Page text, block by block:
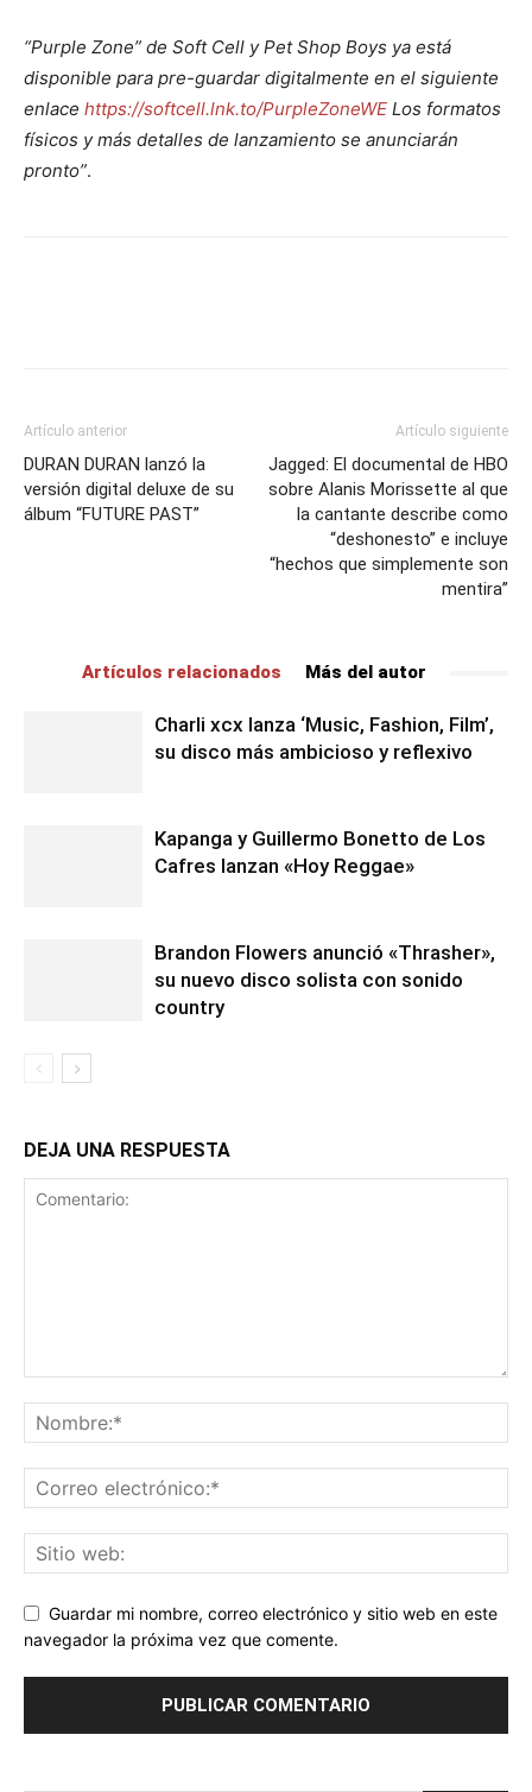
“Purple Zone” de Soft Cell y Pet Shop Boys ya está
disponible para pre-guardar digitalmente en el siguiente
enlace https://softcell.lnk.to/PurpleZoneWE Los formatos
físicos y más detalles de lanzamiento se anunciarán
pronto”.
Artículo anterior
DURAN DURAN lanzó la
versión digital deluxe de su
álbum “FUTURE PAST”
Artículo siguiente
Jagged: El documental de HBO
sobre Alanis Morissette al que
la cantante describe como
“deshonesto” e incluye
“hechos que simplemente son
mentira”
Artículos relacionados Más del autor
Charli xcx lanza ‘Music, Fashion, Film’,
su disco más ambicioso y reflexivo
Kapanga y Guillermo Bonetto de Los
Cafres lanzan «Hoy Reggae»
Brandon Flowers anunció «Thrasher»,
su nuevo disco solista con sonido
country
DEJA UNA RESPUESTA
Guardar mi nombre, correo electrónico y sitio web en este
navegador la próxima vez que comente.